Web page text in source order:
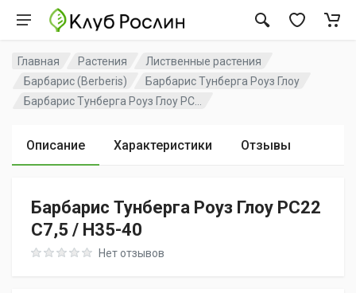
Главная Растения
Лиственные растения
Барбарис (Berberis)
Барбарис Тунберга Роуз Глоу
Барбарис Тунберга Роуз Глоу PC...
Описание Характеристики Отзывы
Барбарис Тунберга Роуз Глоу PC22
C7,5 / H35-40
Rating: 0 out of 5Нет отзывов